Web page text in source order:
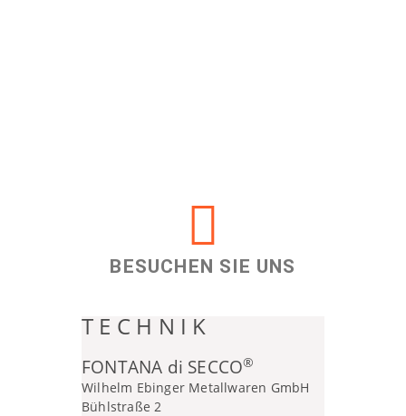
BESUCHEN SIE UNS
T E C H N I K
FONTANA di SECCO®
Wilhelm Ebinger Metallwaren GmbH
Bühlstraße 2